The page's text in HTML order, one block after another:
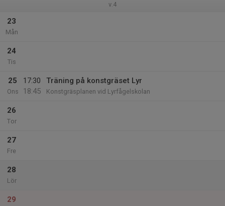
v.4
23
Mån
24
Tis
25
Ons
17:30
18:45
Träning på konstgräset Lyr
Konstgräsplanen vid Lyrfågelskolan
26
Tor
27
Fre
28
Lör
29